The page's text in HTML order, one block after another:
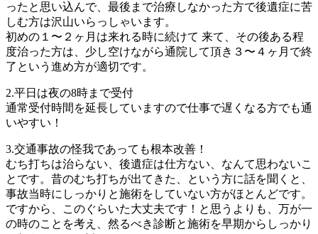
ったと思い込んで、最後まで治療しなかった方で後遺症に苦
しむ方は沢山いらっしゃいます。
初めの１〜２ヶ月は来れる時に続けて 来て、その後ある程
度治った方は、少し空けながら通院して頂き３〜４ヶ月で終
了という進め方が適切です。
2.平日は夜の8時まで受付
通常受付時間を延長していますので仕事で遅くなる方でも通
いやすい！
3.交通事故の怪我であっても根本改善！
むち打ちは治らない、後遺症は仕方ない、なんて思わないこ
とです。昔のむち打ちが出てきた、という方に話を聞くと、
事故当時にしっかりと施術をしていない方がほとんどです。
ですから、このぐらいた大丈夫です！と思うよりも、万が一
の時のことを考え、然るべき診断と施術を早期からしっかり